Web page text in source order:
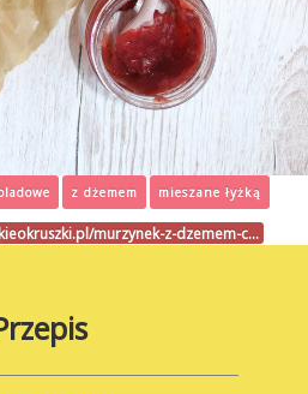
z dżemem mieszane łyżką
murzynek-z-dzemem-c…